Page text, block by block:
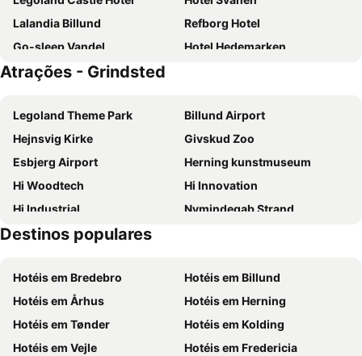
Lalandia Billund
Refborg Hotel
Go-sleep Vandel
Hotel Hedemarken
Agerbæk Hotel
Atrações - Grindsted
Legoland Theme Park
Billund Airport
Hejnsvig Kirke
Givskud Zoo
Esbjerg Airport
Herning kunstmuseum
Hi Woodtech
Hi Innovation
Hi Industrial
Nymindegab Strand
Ferie For Alle
Hjerting Strand
Stauning Vestjylland Airport
Destinos populares
Hotéis em Bredebro
Hotéis em Billund
Hotéis em Århus
Hotéis em Herning
Hotéis em Tønder
Hotéis em Kolding
Hotéis em Vejle
Hotéis em Fredericia